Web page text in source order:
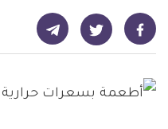
شارك على فيسبوك - ديلي ميديكال انفو شارك على تويتر - ديلي ميديكال انفو شارك على تيليجرام - ديلي ميديكال انفو